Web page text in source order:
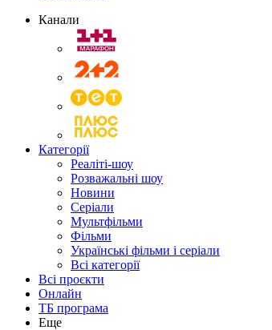
Канали
Категорії
Реаліті-шоу
Розважальні шоу
Новини
Серіали
Мультфільми
Фільми
Українські фільми і серіали
Всі категорії
Всі проєкти
Онлайн
ТБ програма
Еще